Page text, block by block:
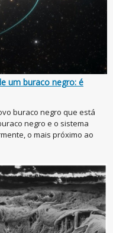
um buraco negro: é
buraco negro que está
negro e o sistema
o mais próximo ao